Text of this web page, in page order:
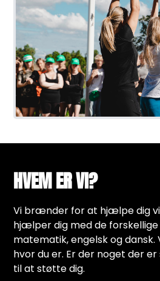
HVEM ER VI?
Vi brænder for at hjælpe dig
hjælper dig med de forskellige
matematik, engelsk og dansk.
hvor du er. Er der noget der
til at støtte dig.